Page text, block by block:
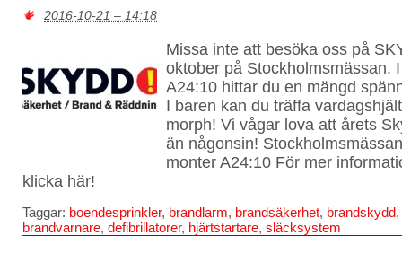
2016-10-21 – 14:18
Missa inte att besöka oss på
oktober på Stockholmsmässan.
A24:10 hittar du en mängd
I baren kan du träffa
morph! Vi vågar lova att årets
än någonsin!
monter A24:10 För mer
klicka här!
Taggar: boendesprinkler, brandlarm, brandsäkerhet, brandskydd,
brandvarnare, defibrillatorer, hjärtstartare, släcksystem